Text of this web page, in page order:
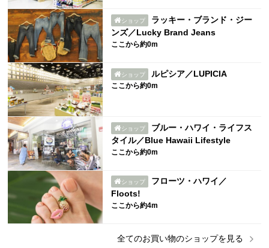
ショップ
ラッキー・ブランド・ジー
ンズ／Lucky Brand Jeans
ここから約0m
ショップ ルピシア／LUPICIA
ここから約0m
ショップ
ブルー・ハワイ・ライフス
タイル／Blue Hawaii Lifestyle
ここから約0m
ショップ
フローツ・ハワイ／
Floots!
ここから約4m
全てのお買い物のショップを見る